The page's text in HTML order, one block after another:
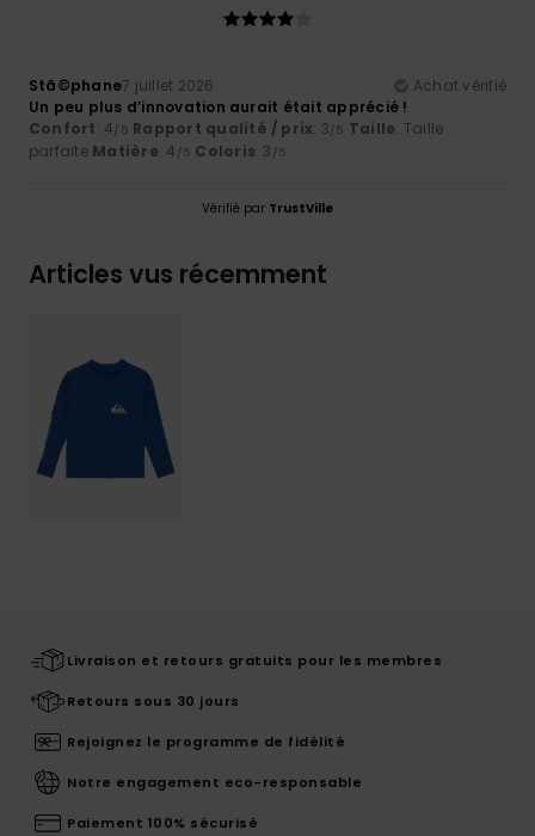
Stã©phane7 juillet 2026
Achat vérifié
Un peu plus d’innovation aurait était apprécié !
Confort: 4/5 Rapport qualité / prix: 3/5 Taille: Taille
parfaite Matière: 4 /5 Coloris: 3 /5
Vérifié par TrustVille
Articles vus récemment
Livraison et retours gratuits pour les membres
Retours sous 30 jours
Rejoignez le programme de fidélité
Notre engagement eco-responsable
Paiement 100% sécurisé